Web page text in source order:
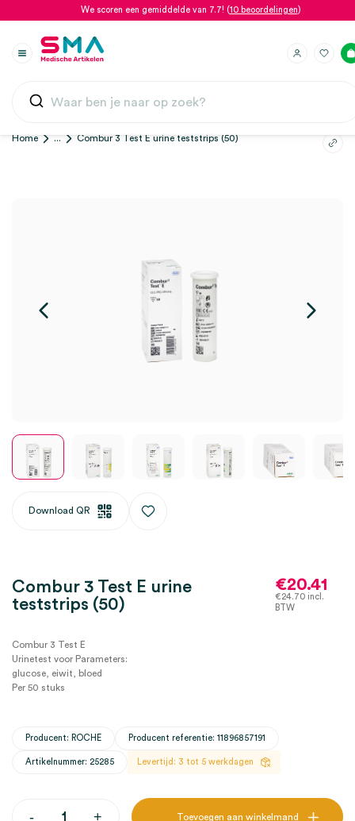
We scoren een gemiddelde van 7.7! (10 beoordelingen)
Home ... Combur 3 Test E urine teststrips (50)
Download QR
Combur 3 Test E urine
teststrips (50)
€20.41
€24.70incl.
BTW
Combur 3 Test E
Urinetest voor Parameters:
glucose, eiwit, bloed
Per 50 stuks
Producent: ROCHE Producent referentie: 11896857191
Artikelnummer: 25285 Levertijd: 3 tot 5 werkdagen
-Combur
+ Toevoegen aan winkelmand